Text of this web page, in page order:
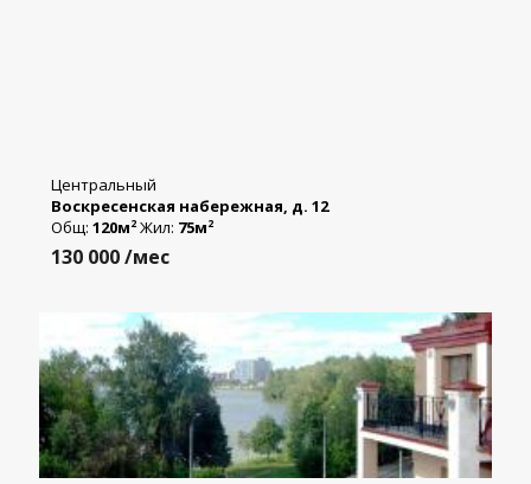
Центральный
Воскресенская набережная, д. 12
Общ: 120м2 Жил: 75м2
130 000/мес